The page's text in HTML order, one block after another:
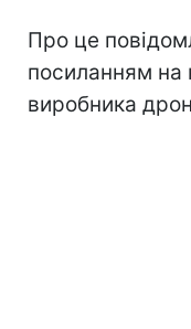
Про це
посиланням на
виробника